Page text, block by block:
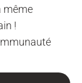
même
!